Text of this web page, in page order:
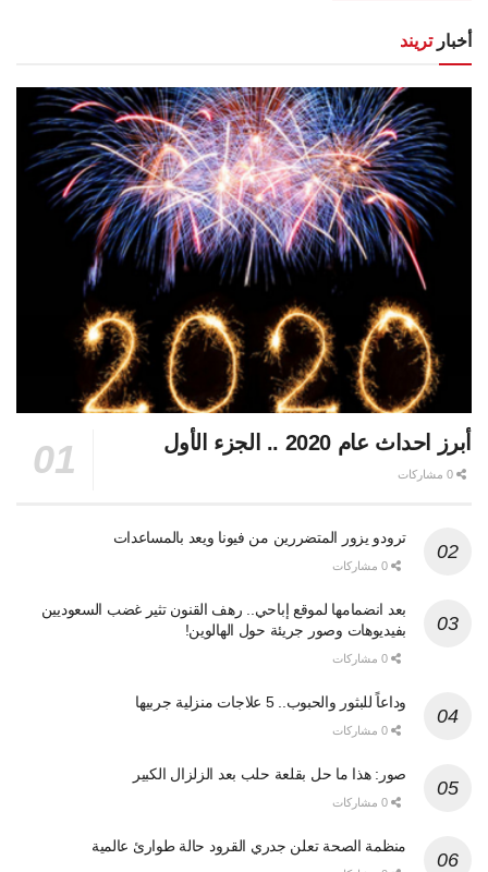
أخبارتريند
أبرز احداث عام 2020 .. الجزء الأول
ترودو يزور المتضررين من فيونا ويعد بالمساعدات
بعد انضمامها لموقع إباحي.. رهف القنون تثير غضب السعوديين
بفيديوهات وصور جريئة حول الهالوين!
وداعاً للبثور والحبوب.. 5 علاجات منزلية جربيها
صور: هذا ما حل بقلعة حلب بعد الزلزال الكبير
منظمة الصحة تعلن جدري القرود حالة طوارئ عالمية